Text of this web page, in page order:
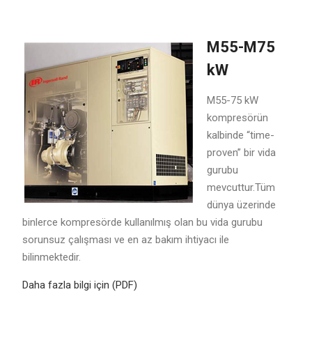
M55-M75
kW
M55-75 kW
kompresörün
kalbinde “time-
proven” bir vida
gurubu
mevcuttur.Tüm
dünya üzerinde
binlerce kompresörde kullanılmış olan bu vida gurubu
sorunsuz çalışması ve en az bakım ihtiyacı ile
bilinmektedir.
Daha fazla bilgi için (PDF)